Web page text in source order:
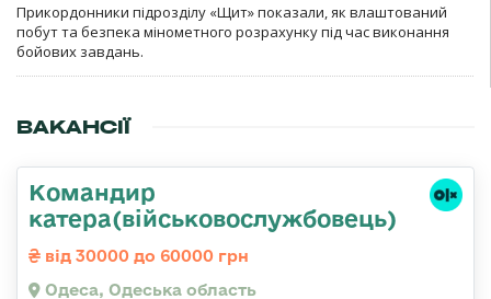
Прикордонники підрозділу «Щит» показали, як влаштований
побут та безпека мінометного розрахунку під час виконання
бойових завдань.
ВАКАНСІЇ
Командир
катера(військовослужбовець)
від 30000 до 60000 грн
Одеса, Одеська область